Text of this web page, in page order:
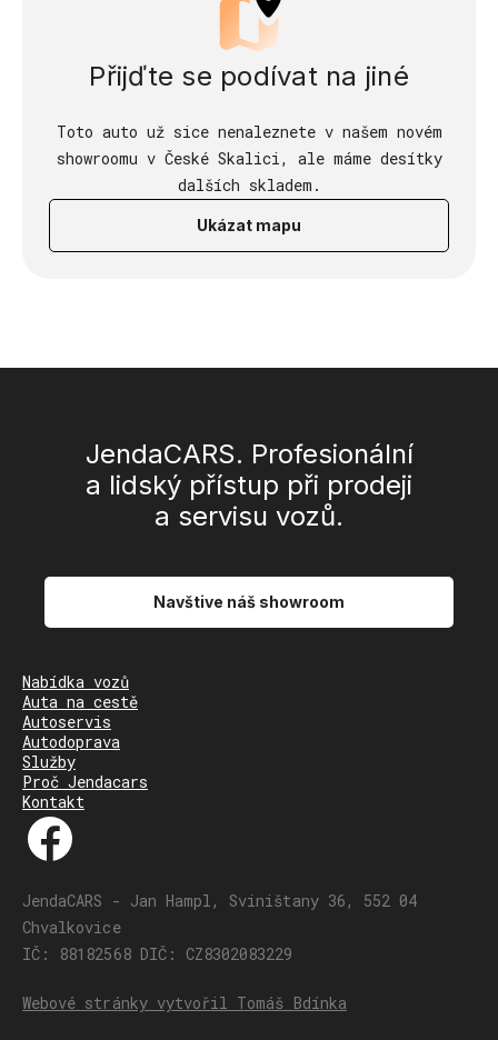
Přijďte se podívat na jiné
Toto auto už sice nenaleznete v našem novém
showroomu v České Skalici, ale máme desítky
dalších skladem.
Ukázat mapu
JendaCARS. Profesionální
a lidský přístup při prodeji
a servisu vozů.
Navštive náš showroom
Nabídka vozů
Auta na cestě
Autoservis
Autodoprava
Služby
Proč Jendacars
Kontakt
JendaCARS - Jan Hampl, Sviništany 36, 552 04
Chvalkovice
IČ: 88182568 DIČ: CZ8302083229
Webové stránky vytvořil Tomáš Bdínka